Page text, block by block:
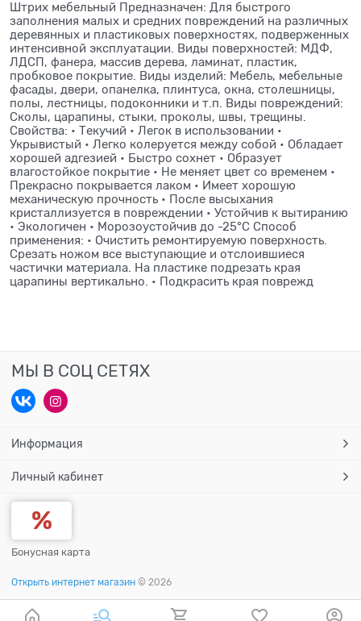
Штрих мебельный Предназначен: Для быстрого
заполнения малых и средних повреждений на различных
деревянных и пластиковых поверхностях, подверженных
интенсивной эксплуатации. Виды поверхностей: МДФ,
ЛДСП, фанера, массив дерева, ламинат, пластик,
пробковое покрытие. Виды изделий: Мебель, мебельные
фасады, двери, опанелка, плинтуса, окна, столешницы,
полы, лестницы, подоконники и т.п. Виды повреждений:
Сколы, царапины, стыки, проколы, швы, трещины.
Свойства: • Текучий • Легок в использовании •
Укрывистый • Легко колеруется между собой • Обладает
хорошей адгезией • Быстро сохнет • Образует
влагостойкое покрытие • Не меняет цвет со временем •
Прекрасно покрывается лаком • Имеет хорошую
механическую прочность • После высыхания
кристаллизуется в повреждении • Устойчив к вытиранию
• Экологичен • Морозоустойчив до -25°С Способ
применения: • Очистить ремонтируемую поверхность.
Срезать ножом все выступающие и отслоившиеся
частички материала. На пластике подрезать края
царапины вертикально. • Подкрасить края поврежд
МЫ В СОЦ СЕТЯХ
Информация
Личный кабинет
Бонусная карта
Открыть интернет магазин © 2026